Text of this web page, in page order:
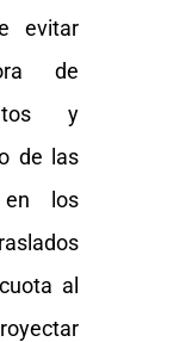
evitar
de
y
de las
los
al